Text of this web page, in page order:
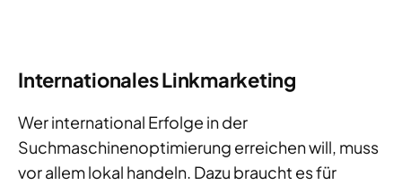
Internationales Linkmarketing
Wer international Erfolge in der
Suchmaschinenoptimierung erreichen will, muss
vor allem lokal handeln. Dazu braucht es für